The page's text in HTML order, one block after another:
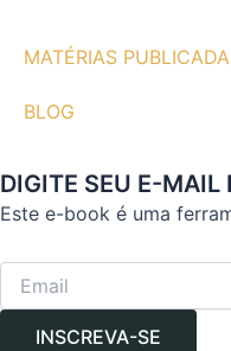
MATÉRIAS
BLOG
DIGITE SEU E-MAIL
Este e-book é uma
INSCREVA-SE